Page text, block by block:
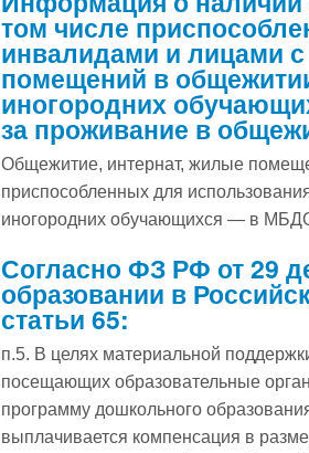
том числе
инвалидами и лицами
помещений в
иногородних
за проживание в
Общежитие, интернат, жилые
приспособленных для
иногородних обучающихся — в
Согласно ФЗ РФ от 29
образовании в
статьи 65:
п.5. В целях материальной
посещающих образовательные
программу дошкольного
выплачивается компенсация в